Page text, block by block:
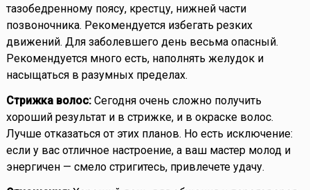
тазобедренному поясу, крестцу, нижней части
позвоночника. Рекомендуется избегать резких
движений. Для заболевшего день весьма опасный.
Рекомендуется много есть, наполнять желудок и
насыщаться в разумных пределах.
Стрижка волос:Сегодня очень сложно получить
хороший результат и в стрижке, и в окраске волос.
Лучше отказаться от этих планов. Но есть исключение:
если у вас отличное настроение, а ваш мастер молод и
энергичен — смело стригитесь, привлечете удачу.